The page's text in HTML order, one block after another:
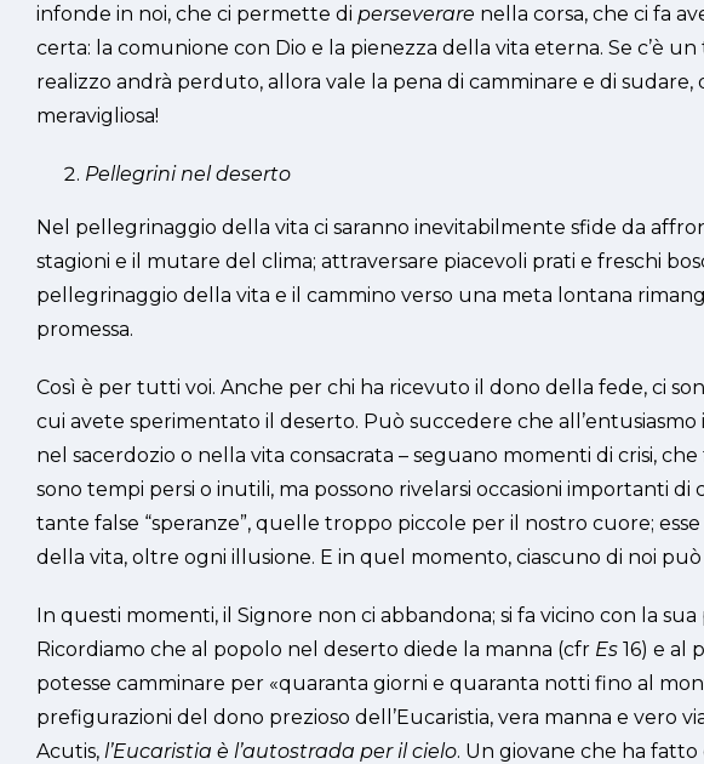
infonde in noi, che ci permette di perseverare nella corsa, che ci fa
certa: la comunione con Dio e la pienezza della vita eterna. Se c’è
realizzo andrà perduto, allora vale la pena di camminare e di
meravigliosa!
Pellegrini nel deserto
Nel pellegrinaggio della vita ci saranno inevitabilmente sfide da
stagioni e il mutare del clima; attraversare piacevoli prati e freschi
pellegrinaggio della vita e il cammino verso una meta lontana
promessa.
Così è per tutti voi. Anche per chi ha ricevuto il dono della fede, ci
cui avete sperimentato il deserto. Può succedere che
nel sacerdozio o nella vita consacrata – seguano momenti di crisi,
sono tempi persi o inutili, ma possono rivelarsi occasioni importanti
tante false “speranze”, quelle troppo piccole per il nostro cuore;
della vita, oltre ogni illusione. E in quel momento, ciascuno di noi
In questi momenti, il Signore non ci abbandona; si fa vicino con la
Ricordiamo che al popolo nel deserto diede la manna (cfr Es16) e al
potesse camminare per «quaranta giorni e quaranta notti fino al
prefigurazioni del dono prezioso dell’Eucaristia, vera manna e vero
Acutis, l’Eucaristia è l’autostrada per il cielo. Un giovane che ha